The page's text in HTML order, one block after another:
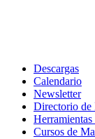
Descargas
Calendario
Newsletter
Directorio de
Cursos de